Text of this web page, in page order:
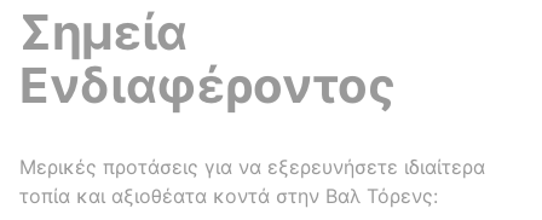
Σημεία
Ενδιαφέροντος
Μερικές προτάσεις για να εξερευνήσετε ιδιαίτερα
τοπία και αξιοθέατα κοντά στην Βαλ Τόρενς: